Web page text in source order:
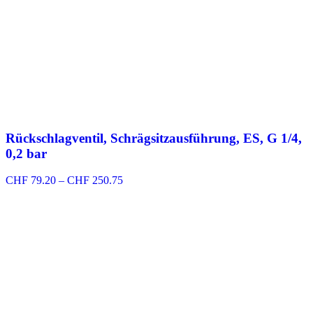
Rückschlagventil, Schrägsitzausführung, ES, G 1/4,
0,2 bar
CHF 79.20 – CHF 250.75Preisspanne: